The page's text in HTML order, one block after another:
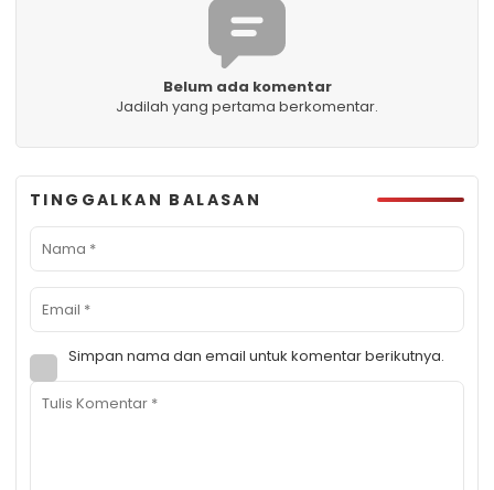
Belum ada komentar
Jadilah yang pertama berkomentar.
TINGGALKAN BALASAN
Simpan nama dan email untuk komentar berikutnya.